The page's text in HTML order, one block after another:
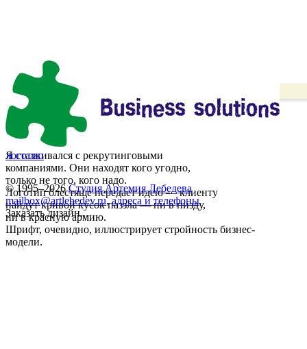
Я сталкивался с рекрутинговыми
компаниями. Они находят кого угодно,
только не того, кого надо.
Логотип блестяще передает идею — клиенту
найдут кривой кусок паззла — ни в пизду,
ни в красную армию.
Шрифт, очевидно, иллюстрирует стройность бизнес-
модели.
логотип
© 1995–2026 Студия Артемия Лебедева
mailbox@artlebedev.ru, адреса и телефоны
Заказать дизайн...